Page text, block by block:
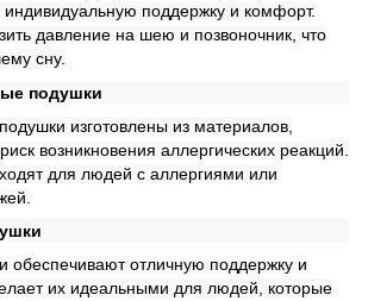
индивидуальную поддержку и комфорт.
давление на шею и позвоночник, что
сну.
подушки
изготовлены из материалов,
возникновения аллергических реакций.
для людей с аллергиями или
обеспечивают отличную поддержку и
их идеальными для людей, которые